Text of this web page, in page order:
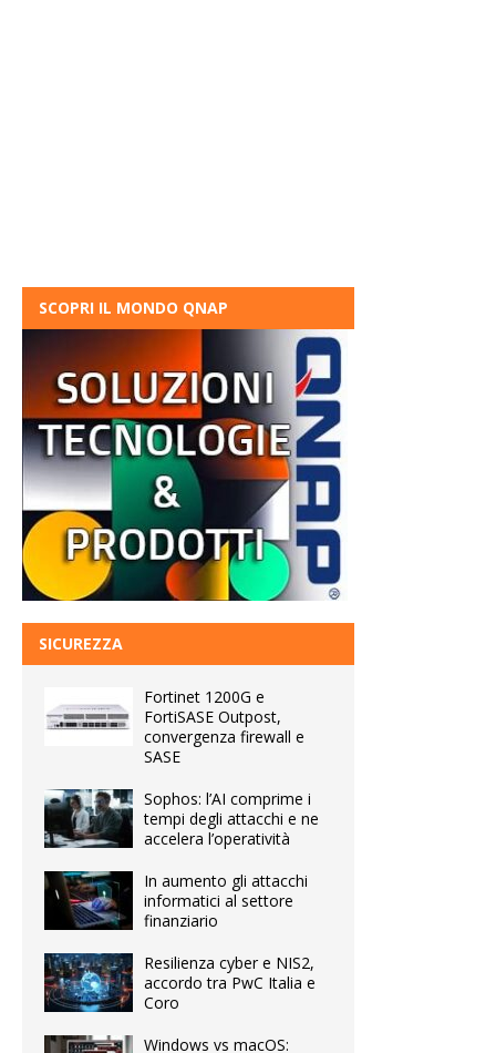
SCOPRI IL MONDO QNAP
SICUREZZA
Fortinet 1200G e
FortiSASE Outpost,
convergenza firewall e
SASE
Sophos: l’AI comprime i
tempi degli attacchi e ne
accelera l’operatività
In aumento gli attacchi
informatici al settore
finanziario
Resilienza cyber e NIS2,
accordo tra PwC Italia e
Coro
Windows vs macOS: